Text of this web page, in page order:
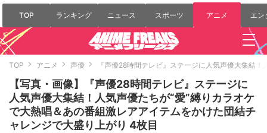
TOP ランキング ニュース スポーツ アニメ エン
TOP アニメ 声優 『声優28時間テレビ』ステージに人気声優大集結
【写真・画像】『声優28時間テレビ』ステージに
人気声優大集結！人気声優たちが“愛”縛りカラオケ
で大熱唱＆あの番組激レアアイテムをかけた団結チ
ャレンジで大盛り上がり 4枚目